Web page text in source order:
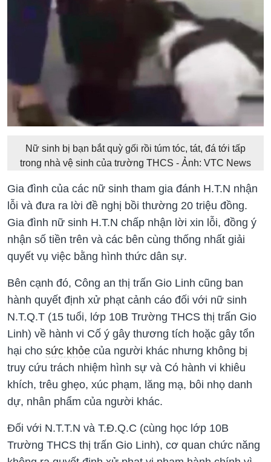
Nữ sinh bị bạn bắt quỳ gối rồi túm tóc, tát, đá tới tấp
trong nhà vệ sinh của trường THCS - Ảnh: VTC News
Gia đình của các nữ sinh tham gia đánh H.T.N nhận
lỗi và đưa ra lời đề nghị bồi thường 20 triệu đồng.
Gia đình nữ sinh H.T.N chấp nhận lời xin lỗi, đồng ý
nhận số tiền trên và các bên cùng thống nhất giải
quyết vụ việc bằng hình thức dân sự.
Bên cạnh đó, Công an thị trấn Gio Linh cũng ban
hành quyết định xử phạt cảnh cáo đối với nữ sinh
N.T.Q.T (15 tuổi, lớp 10B Trường THCS thị trấn Gio
Linh) về hành vi Cố ý gây thương tích hoặc gây tổn
hại cho sức khỏe của người khác nhưng không bị
truy cứu trách nhiệm hình sự và Có hành vi khiêu
khích, trêu ghẹo, xúc phạm, lăng mạ, bôi nhọ danh
dự, nhân phẩm của người khác.
Đối với N.T.T.N và T.Đ.Q.C (cùng học lớp 10B
Trường THCS thị trấn Gio Linh), cơ quan chức năng